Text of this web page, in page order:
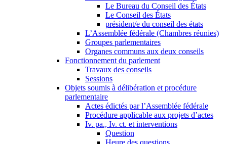
Le Bureau du Conseil des États
Le Conseil des États
président/e du conseil des états
L’Assemblée fédérale (Chambres réunies)
Groupes parlementaires
Organes communs aux deux conseils
Fonctionnement du parlement
Travaux des conseils
Sessions
Objets soumis à délibération et procédure
parlementaire
Actes édictés par l’Assemblée fédérale
Procédure applicable aux projets d’actes
Iv. pa., Iv. ct. et interventions
Question